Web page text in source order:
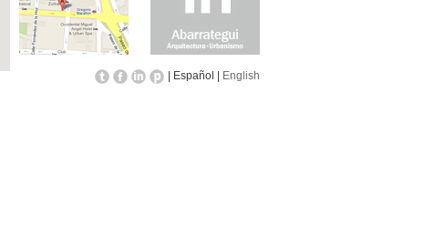
| Español | English